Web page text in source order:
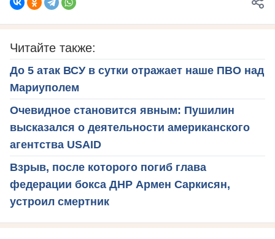
Читайте также:
До 5 атак ВСУ в сутки отражает наше ПВО над
Мариуполем
Очевидное становится явным: Пушилин
высказался о деятельности американского
агентства USAID
Взрыв, после которого погиб глава
федерации бокса ДНР Армен Саркисян,
устроил смертник